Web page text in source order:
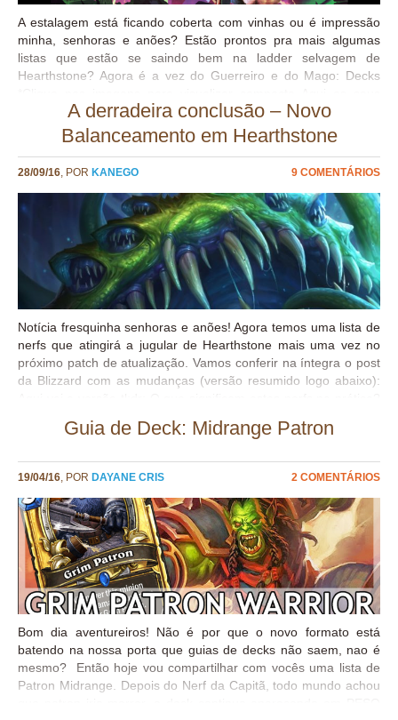
A estalagem está ficando coberta com vinhas ou é impressão
minha, senhoras e anões? Estão prontos pra mais algumas
listas que estão se saindo bem na ladder selvagem de
Hearthstone? Agora é a vez do Guerreiro e do Mago: Decks
Ragnaros e os seus Renos terão vida eterna! Grato pela
atenção! Kanego às ordens.
A derradeira conclusão – Novo
Balanceamento em Hearthstone
28/09/16, POR KANEGO 9 COMENTÁRIOS
Notícia fresquinha senhoras e anões! Agora temos uma lista de
nerfs que atingirá a jugular de Hearthstone mais uma vez no
próximo patch de atualização. Vamos conferir na íntegra o post
da Blizzard com as mudanças (versão resumido logo abaixo):
Yogg-Saron dado o cenário competitivo atual, mas em se
brutalmente desacelerado. O nerf de cards tão rápidos e
efetivos fará com que os baralhos agressivos atuais percam
tanta efetividade e, embora eu duvide que deixem de existir, ao
menos darão espaço no meta para decks mais lentos que
contra os Xamãs e Caçadores da vida só podiam olhar e chorar.
Acho que o que me deixa com uma considerável certeza ao
afirmar isso é o nerf do...
Guia de Deck: Midrange Patron
19/04/16, POR DAYANE CRIS 2 COMENTÁRIOS
Bom dia aventureiros! Não é por que o novo formato está
batendo na nossa porta que guias de decks não saem, nao é
mesmo? Então hoje vou compartilhar com vocês uma lista de
Patron Midrange. Depois do Nerf da Capitã, todo mundo achou